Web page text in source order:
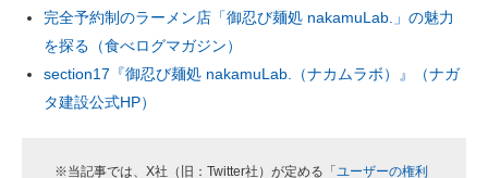
完全予約制のラーメン店「御忍び麺処 nakamuLab.」の魅力
を探る（食べログマガジン）
section17『御忍び麺処 nakamuLab.（ナカムラボ）』（ナガ
タ建設公式HP）
※当記事では、X社（旧：Twitter社）が定める「 ユーザーの権利